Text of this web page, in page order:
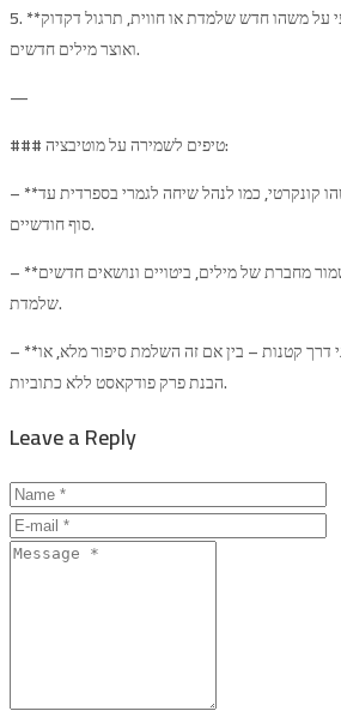
5. **כתיבה**: שמור יומן שבועי על משהו חדש שלמדת או חווית, תרגול דקדוק
ואוצר מילים חדשים.
—
### טיפים לשמירה על מוטיבציה:
– **קבעו יעד**: החליטו על משהו קונקרטי, כמו לנהל שיחה לגמרי בספרדית עד
סוף חודשיים.
– **עקוב אחר התקדמות**: שמור מחברת של מילים, ביטויים ונושאים חדשים
שלמדת.
– **תגמל את עצמך**: תחגוג אבני דרך קטנות – בין אם זה השלמת סיפור מלא, או
הבנת פרק פודקאסט ללא כתוביות.
Leave a Reply